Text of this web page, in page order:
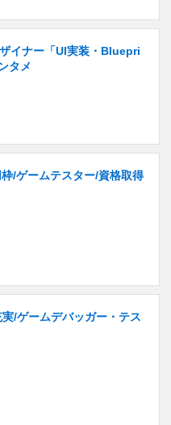
イナー「UI実装・Bluepri
タメ
/ゲームテスター/資格取得
/ゲームデバッガー・テス